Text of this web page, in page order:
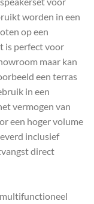
worden in een
op een
is perfect voor
maar kan
een terras
in een
vermogen van
een hoger volume
inclusief
direct